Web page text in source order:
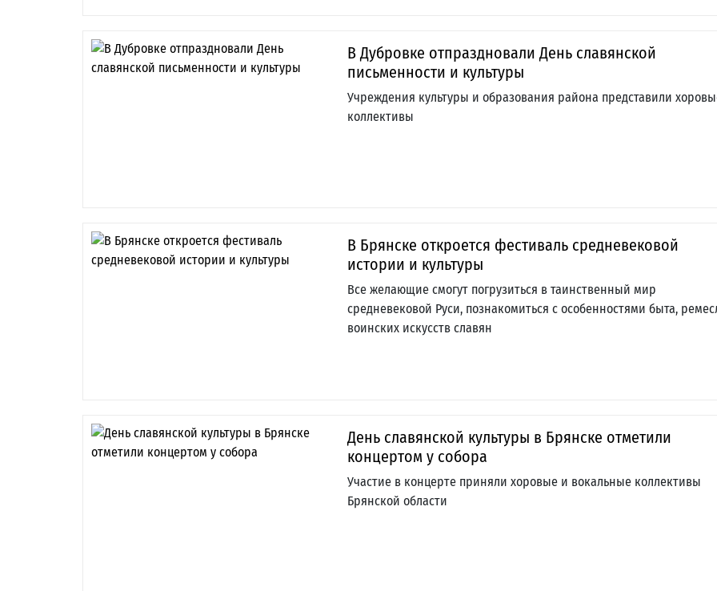
В Дубровке отпраздновали День славянской
письменности и культуры
Учреждения культуры и образования района представили
коллективы
В Брянске откроется фестиваль средневековой
истории и культуры
Все желающие смогут погрузиться в таинственный мир
средневековой Руси, познакомиться с особенностями быта,
воинских искусств славян
День славянской культуры в Брянске отметили
концертом у собора
Участие в концерте приняли хоровые и вокальные коллективы
Брянской области